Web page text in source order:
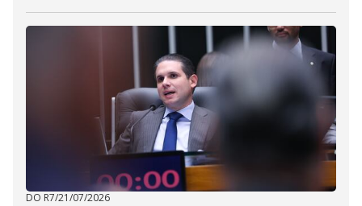
DO R7/21/07/2026